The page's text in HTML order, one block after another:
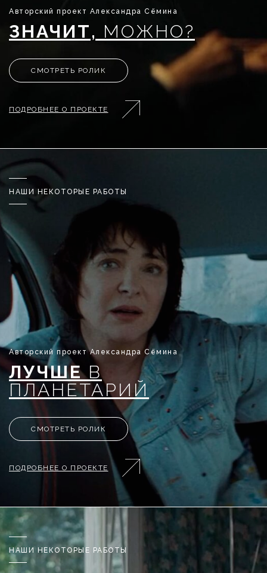
ЗНАЧИТ, МОЖНО?
ПОДРОБНЕЕ О ПРОЕКТЕ
Авторский проект Александра Сёмина
СМОТРЕТЬ РОЛИК
ЛУЧШЕВ
ПЛАНЕТАРИЙ
НАШИ НЕКОТОРЫЕ РАБОТЫ
ПОДРОБНЕЕ О ПРОЕКТЕ
Авторский проект Александра Сёмина
СМОТРЕТЬ РОЛИК
НАШИ НЕКОТОРЫЕ РАБОТЫ